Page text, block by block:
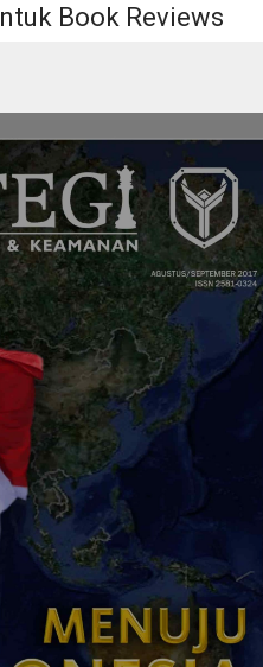
Book Reviews